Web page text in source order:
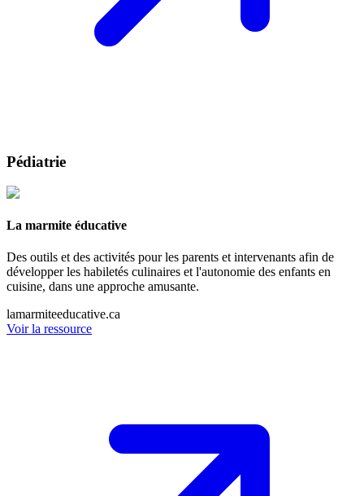
Pédiatrie
La marmite éducative
Des outils et des activités pour les parents et intervenants afin de
développer les habiletés culinaires et l'autonomie des enfants en
cuisine, dans une approche amusante.
lamarmiteeducative.ca
Voir la ressource